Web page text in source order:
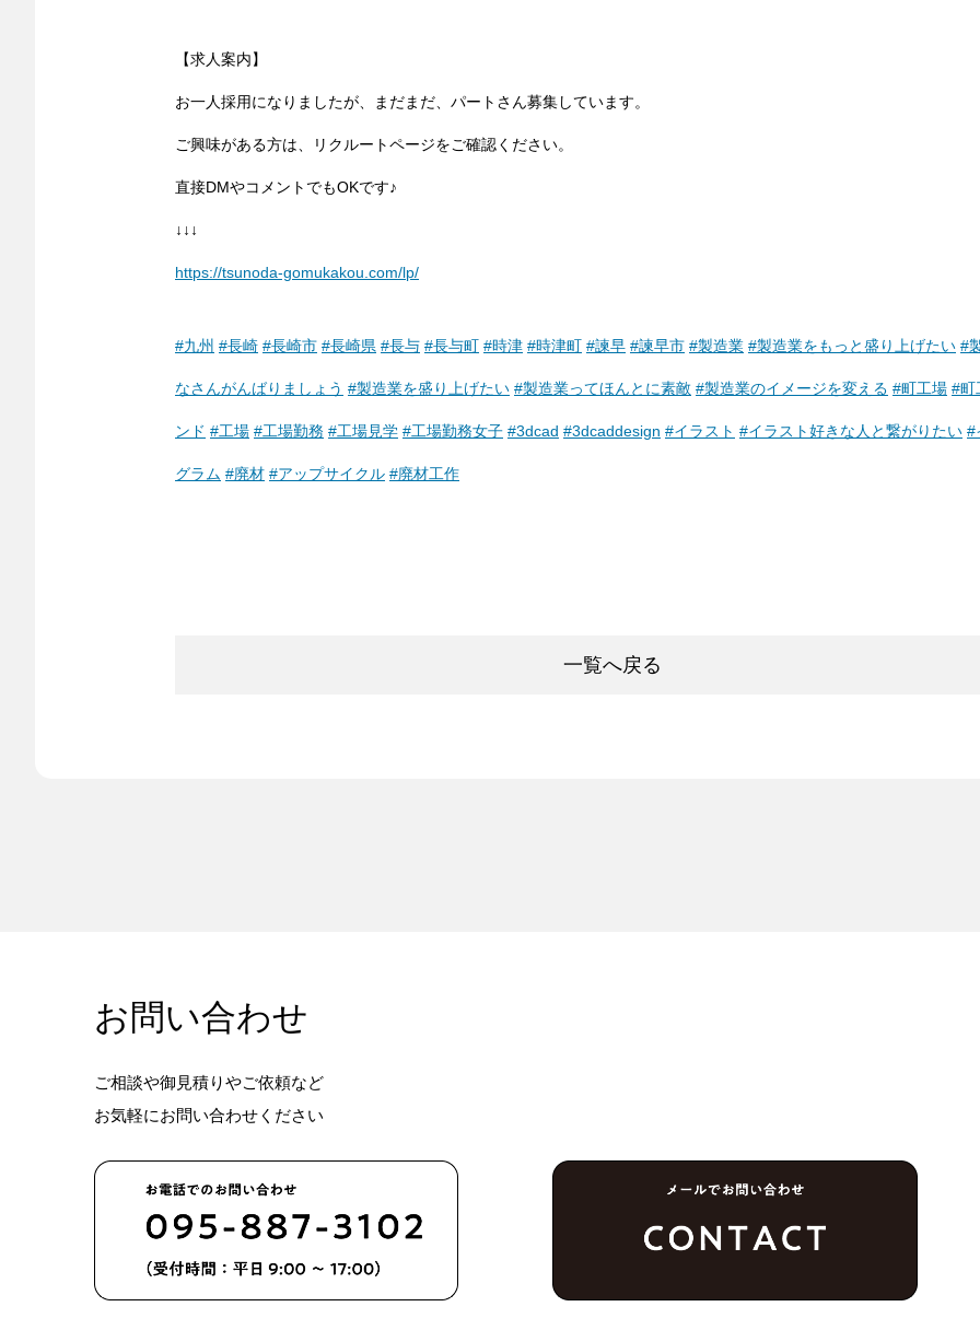
【求人案内】
お一人採用になりましたが、まだまだ、パートさん募集しています。
ご興味がある方は、リクルートページをご確認ください。
直接DMやコメントでもOKです♪
↓↓↓
https://tsunoda-gomukakou.com/lp/
#九州 #長崎 #長崎市 #長崎県 #長与 #長与町 #時津 #時津町 #諫早 #諫早市 #製造業 #製造業をもっと盛り上げたい #
なさんがんばりましょう #製造業を盛り上げたい #製造業ってほんとに素敵 #製造業のイメージを変える #町工場 #町
ンド #工場 #工場勤務 #工場見学 #工場勤務女子 #3dcad #3dcaddesign #イラスト #イラスト好きな人と繋がりたい #
グラム #廃材 #アップサイクル #廃材工作
一覧へ戻る
お問い合わせ
ご相談や御見積りやご依頼など
お気軽にお問い合わせください